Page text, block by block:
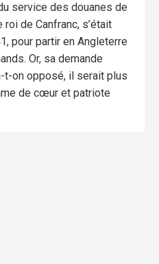
service des douanes de
de Canfranc, s’était
pour partir en Angleterre
Or, sa demande
t-on opposé, il serait plus
de cœur et patriote